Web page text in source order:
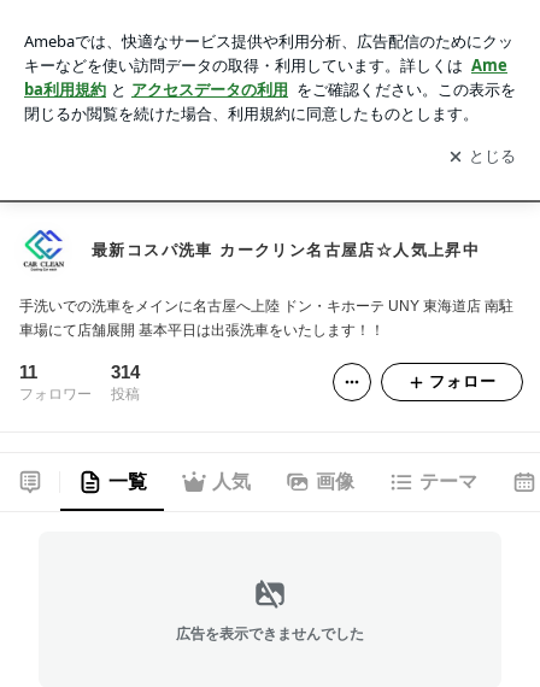
アプリをダウンロードして ブログの更新通知
を受け取りまし
ょう。
開く
最新コスパ洗車 カークリン名古屋店☆人気上昇中
手洗いでの洗車をメインに名古屋へ上陸 ドン・キホーテ UNY 東海道店 南駐
車場にて店舗展開 基本平日は出張洗車をいたします！！
11
フォロワー
314
投稿
フォロー
一覧 人気 画像 テーマ
広告を表示できませんでした